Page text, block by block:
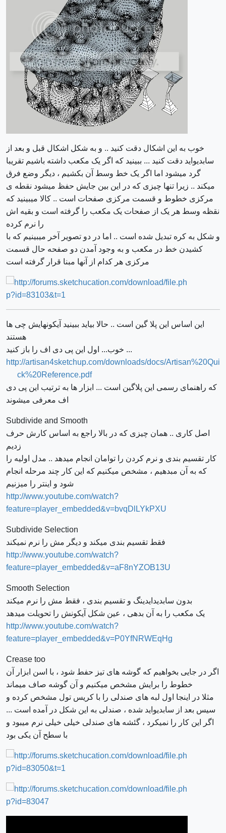
خوب به این اشکال دقت کنید .. و به شکل اشکال قبل و بعد از
سابدیواید دقت کنید ... ببینید که اگر یک مکعب داشته باشیم تقریبا
گرد میشود اما اگر یک خط وسط آن بکشیم ، دیگر وضع فرق
میکند .. زیرا تنها چیزی که در این بین جایش حفظ میشود نقطه ی
مرکزی خطوط و قسمت مرکزی صفحات است .. کالا میبینید که
نقظه وسط هر یک از صفحات یک مکعب را گرفته است و بقیه اش
را نرم کرده
و شکل به کره تبدیل شده است .. اما در دو تصویر آخر میبینیم که با
کشیدن خط در مکعب و به وجود آمدن دو صفحه حال قسمت
مرکزی هر کدام از آنها مبنا قرار گرفته است
این اساس این پلا گین است .. حالا بیاید ببینید آیکونهایش چی ها
هستند
... خوب... اول این پی دی اف را باز کنید
http://artisan4sketchup.com/downloads/docs/Artisan%20Qui
ck%20Reference.pdf
که راهنمای رسمی این پلاگین است ... ابزار ها به ترتیب این پی دی
اف معرفی میشوند
Subdivide and Smooth
اصل کاری .. همان چیزی که در بالا راجع به اساس کارش حرف
زدیم
کار تقسیم بندی و نرم کردن را توامان انجام میدهد .. مدل اولیه را
که به آن مبدهیم ، مشخص میکنیم که این کار چند مرحله انجام
شود و اینتر را میزنیم
http://www.youtube.com/watch?
feature=player_embedded&v=bvqDlLYkPXU
Subdivide Selection
فقط تقسیم بندی میکند و دیگر مش را نرم نمیکند
http://www.youtube.com/watch?
feature=player_embedded&v=aF8nYZOB13U
Smooth Selection
بدون سابدیدایدینگ و تقسیم بندی ، فقط مش را نرم میکند
یک مکعب را به آن بدهی ، عین شکل آیکونش را تحویلت میدهد
http://www.youtube.com/watch?
feature=player_embedded&v=P0YfNRWEqHg
Crease too
اگر در جایی بخواهیم که گوشه های تیز حفط شود ، با اسن ابزار آن
خطوط را برایش مشخص میکنیم و آن گوشه صاف میماند
مثلا در اینجا اول لبه های صندلی را با کریس تول مشخص کرده و
سیس بعد از سابدیواید شده ، صندلی به این شکل در آمده است ...
اگر این کار را نمیکرد ، گئشه های صندلی خیلی خیلی نرم میبود و
با سطح آن یکی بود